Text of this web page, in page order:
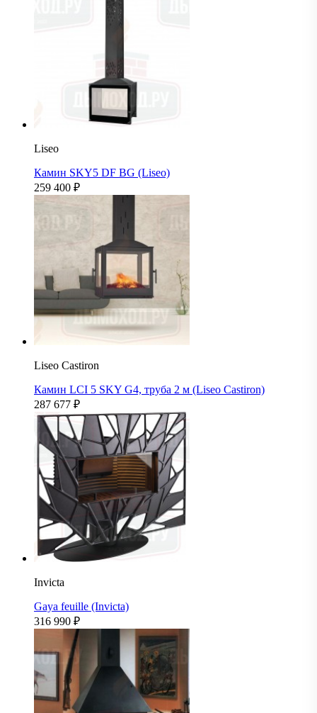
Liseo
Камин SKY5 DF BG (Liseo)
259 400 ₽
Liseo Castiron
Камин LCI 5 SKY G4, труба 2 м (Liseo Castiron)
287 677 ₽
Invicta
Gaya feuille (Invicta)
316 990 ₽